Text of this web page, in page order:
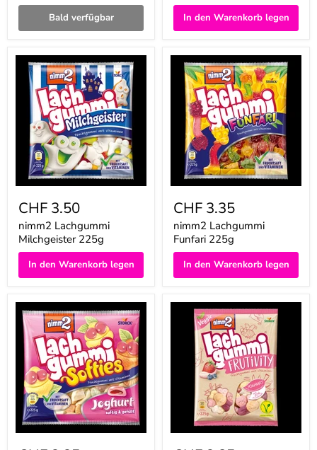
Bald verfügbar In den Warenkorb legen
nimm2
Lachgummi
Milchgeister
225g
CHF 3.50
nimm2 Lachgummi
Milchgeister 225g
In den Warenkorb legen
nimm2
Lachgummi
Funfari
225g
CHF 3.35
nimm2 Lachgummi
Funfari 225g
In den Warenkorb legen
nimm2
Lachgummi
Softies
Joghurt
225g
nimm2
Lachgummi
Frutivity
Yoghurt